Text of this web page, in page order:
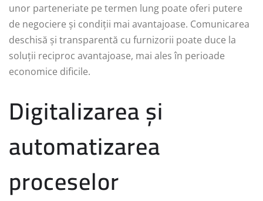
unor parteneriate pe termen lung poate oferi putere
de negociere și condiții mai avantajoase. Comunicarea
deschisă și transparentă cu furnizorii poate duce la
soluții reciproc avantajoase, mai ales în perioade
economice dificile.
Digitalizarea și
automatizarea
proceselor